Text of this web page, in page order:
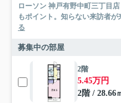
ローソン 神戸有野中町三丁目
もポイント。知らない来訪者
る
募集中の部屋
2階
5.45万円
2階 / 28.66